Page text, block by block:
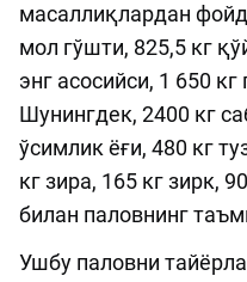
масаллиқлардан
мол гўшти, 825,5 кг
энг асосийси, 1 650
Шунингдек, 2400 кг
ўсимлик ёғи, 480 кг
кг зира, 165 кг зирк,
билан паловнинг
Ушбу паловни